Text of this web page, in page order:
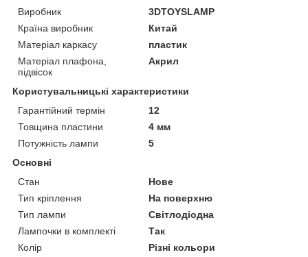
Виробник
3DTOYSLAMP
Країна виробник
Китай
Матеріал каркасу
пластик
Матеріал плафона,
підвісок
Акрил
Користувальницькі характеристики
Гарантійний термін
12
Товщина пластини
4 мм
Потужність лампи
5
Основні
Стан
Нове
Тип кріплення
На поверхню
Тип лампи
Світлодіодна
Лампочки в комплекті
Так
Колір
Різні кольори